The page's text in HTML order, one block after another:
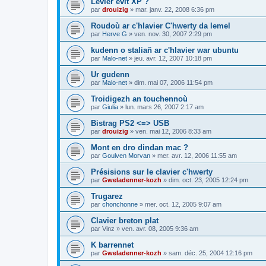
par drouizig » mar. janv. 22, 2008 6:36 pm
Roudoù ar c'hlavier C'hwerty da lemel
par Herve G » ven. nov. 30, 2007 2:29 pm
kudenn o staliañ ar c'hlavier war ubuntu
par Malo-net » jeu. avr. 12, 2007 10:18 pm
Ur gudenn
par Malo-net » dim. mai 07, 2006 11:54 pm
Troidigezh an touchennoù
par Giulia » lun. mars 26, 2007 2:17 am
Bistrag PS2 <=> USB
par drouizig » ven. mai 12, 2006 8:33 am
Mont en dro dindan mac ?
par Goulven Morvan » mer. avr. 12, 2006 11:55 am
Présisions sur le clavier c'hwerty
par Gweladenner-kozh » dim. oct. 23, 2005 12:24 pm
Trugarez
par chonchonne » mer. oct. 12, 2005 9:07 am
Clavier breton plat
par Vinz » ven. avr. 08, 2005 9:36 am
K barrennet
par Gweladenner-kozh » sam. déc. 25, 2004 12:16 pm